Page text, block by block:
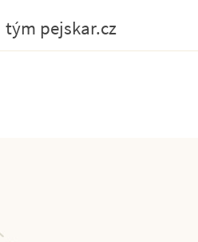
tým pejskar.cz